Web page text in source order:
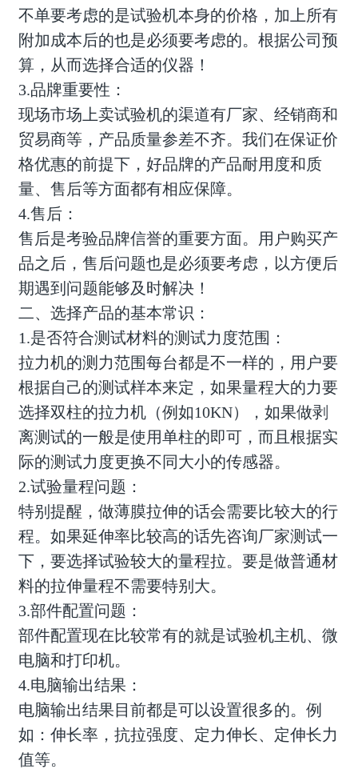
不单要考虑的是试验机本身的价格，加上所有
附加成本后的也是必须要考虑的。根据公司预
算，从而选择合适的仪器！
3.品牌重要性：
现场市场上卖试验机的渠道有厂家、经销商和
贸易商等，产品质量参差不齐。我们在保证价
格优惠的前提下，好品牌的产品耐用度和质
量、售后等方面都有相应保障。
4.售后：
售后是考验品牌信誉的重要方面。用户购买产
品之后，售后问题也是必须要考虑，以方便后
期遇到问题能够及时解决！
二、选择产品的基本常识：
1.是否符合测试材料的测试力度范围：
拉力机的测力范围每台都是不一样的，用户要
根据自己的测试样本来定，如果量程大的力要
选择双柱的拉力机（例如10KN），如果做剥
离测试的一般是使用单柱的即可，而且根据实
际的测试力度更换不同大小的传感器。
2.试验量程问题：
特别提醒，做薄膜拉伸的话会需要比较大的行
程。如果延伸率比较高的话先咨询厂家测试一
下，要选择试验较大的量程拉。要是做普通材
料的拉伸量程不需要特别大。
3.部件配置问题：
部件配置现在比较常有的就是试验机主机、微
电脑和打印机。
4.电脑输出结果：
电脑输出结果目前都是可以设置很多的。例
如：伸长率，抗拉强度、定力伸长、定伸长力
值等。